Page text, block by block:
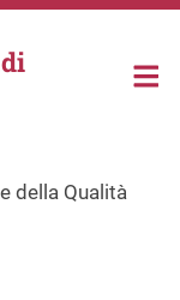
della Qualità